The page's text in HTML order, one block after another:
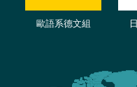
歐語系德文組